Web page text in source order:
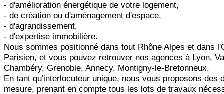
- d'amélioration énergétique de votre logement,
- de création ou d'aménagement d'espace,
- d'agrandissement,
- d'expertise immobilière.
Nous sommes positionné dans tout Rhône Alpes et dans
Parisien, et vous pouvez retrouver nos agences à Lyon,
Chambéry, Grenoble, Annecy, Montigny-le-Bretonneux.
En tant qu'interlocuteur unique, nous vous proposons des
mesure, prenant en compte tous les lots de travaux